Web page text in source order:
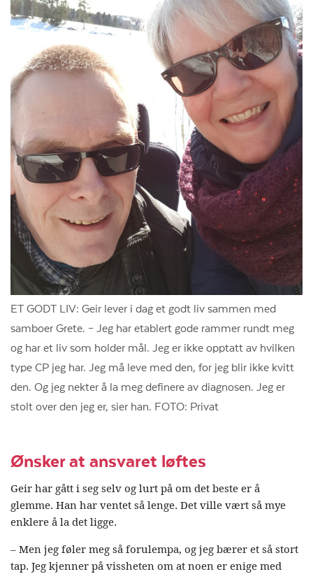
ET GODT LIV: Geir lever i dag et godt liv sammen med
samboer Grete. – Jeg har etablert gode rammer rundt meg
og har et liv som holder mål. Jeg er ikke opptatt av hvilken
type CP jeg har. Jeg må leve med den, for jeg blir ikke kvitt
den. Og jeg nekter å la meg definere av diagnosen. Jeg er
stolt over den jeg er, sier han. FOTO: Privat
Ønsker at ansvaret løftes
Geir har gått i seg selv og lurt på om det beste er å
glemme. Han har ventet så lenge. Det ville vært så mye
enklere å la det ligge.
– Men jeg føler meg så forulempa, og jeg bærer et så stort
tap. Jeg kjenner på vissheten om at noen er enige med